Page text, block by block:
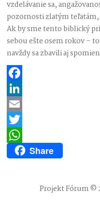
vzdelávanie sa,
pozornosti zlatým
Ak by sme tento biblický
sebou ešte osem rokov –
navždy sa zbavili aj
Facebook
LinkedIn
Email
Twitter
WhatsAppShare
Projekt Fórum ©